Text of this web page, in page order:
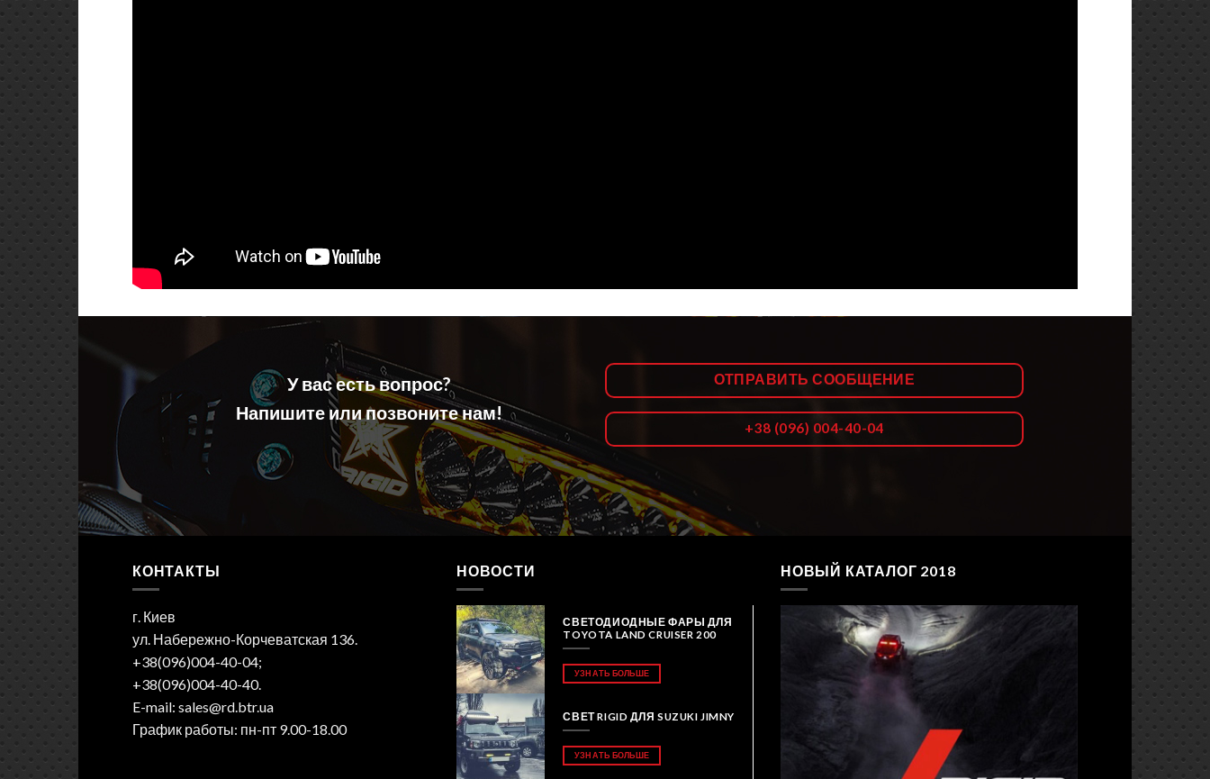
У вас есть вопрос?
Напишите или позвоните нам!
ОТПРАВИТЬ СООБЩЕНИЕ
+38 (096) 004-40-04
КОНТАКТЫ
г. Киев
ул. Набережно-Корчеватская 136.
+38(096)004-40-04;
+38(096)004-40-40.
E-mail: sales@rd.btr.ua
График работы: пн-пт 9.00-18.00
НОВОСТИ
СВЕТОДИОДНЫЕ ФАРЫ ДЛЯ
TOYOTA LAND CRUISER 200
УЗНАТЬ БОЛЬШЕ
СВЕТ RIGID ДЛЯ SUZUKI JIMNY
УЗНАТЬ БОЛЬШЕ
НОВЫЙ КАТАЛОГ 2018